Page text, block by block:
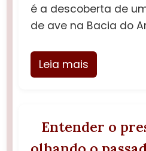
é a descoberta de
de ave na Bacia do
Leia mais
Entender o